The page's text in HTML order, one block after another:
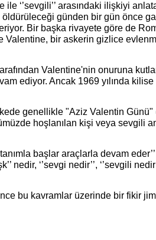
‘’sevgili’’ arasındaki ilişkiyi
günden bir gün önce
Bir başka rivayete göre de
bir askerin gizlice
Valentine'nin onuruna
ediyor. Ancak 1969 yılında
genellikle "Aziz Valentin Günü"
hoşlanılan kişi veya sevgili
başlar araçlarla devam
nedir, ‘’sevgi nedir’’, ‘’sevgili
bu kavramlar üzerinde bir fikir